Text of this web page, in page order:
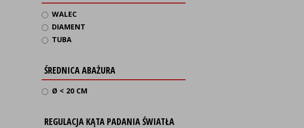
WALEC
DIAMENT
TUBA
ŚREDNICA ABAŻURA
Ø < 20 CM
REGULACJA KĄTA PADANIA ŚWIATŁA